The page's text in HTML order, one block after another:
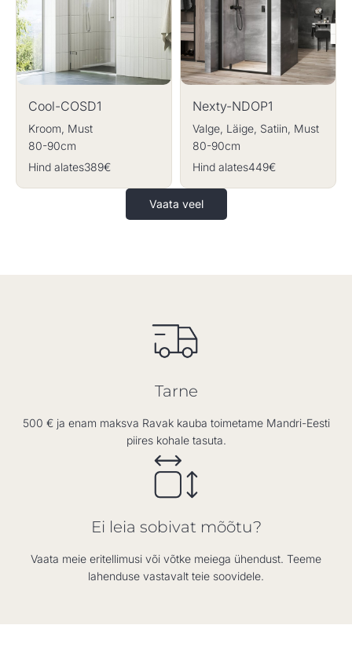
Cool-COSD1
Kroom, Must
80-90cm
Hind alates389€
Nexty-NDOP1
Valge, Läige, Satiin, Must
80-90cm
Hind alates449€
Vaata veel
Tarne
500 € ja enam maksva Ravak kauba toimetame Mandri-Eesti
piires kohale tasuta.
Ei leia sobivat mõõtu?
Vaata meie eritellimusi või võtke meiega ühendust. Teeme
lahenduse vastavalt teie soovidele.